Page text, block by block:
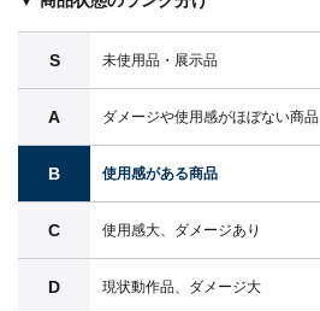
S 未使用品・展示品
A ダメージや使用感がほぼない商品
B 使用感がある商品
C 使用感大、ダメージあり
D 現状動作品、ダメージ大